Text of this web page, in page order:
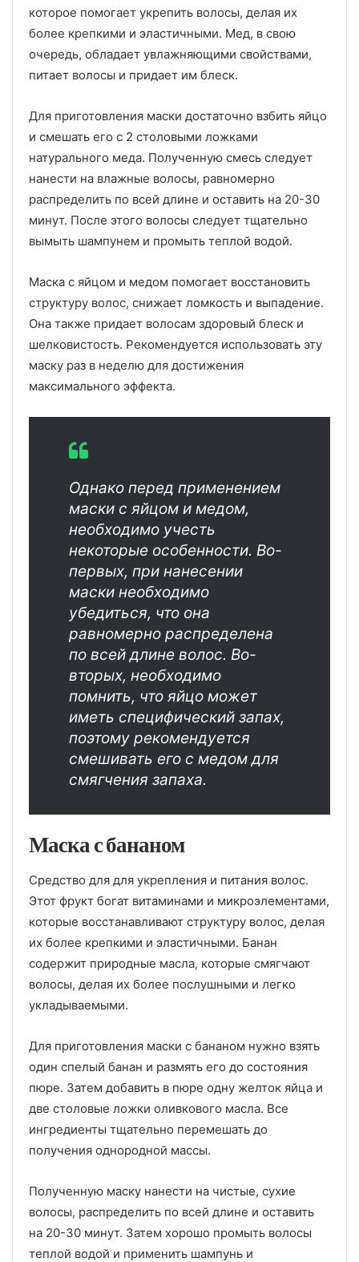
которое помогает укрепить волосы, делая их
более крепкими и эластичными. Мед, в свою
очередь, обладает увлажняющими свойствами,
питает волосы и придает им блеск.
Для приготовления маски достаточно взбить яйцо
и смешать его с 2 столовыми ложками
натурального меда. Полученную смесь следует
нанести на влажные волосы, равномерно
распределить по всей длине и оставить на 20-30
минут. После этого волосы следует тщательно
вымыть шампунем и промыть теплой водой.
Маска с яйцом и медом помогает восстановить
структуру волос, снижает ломкость и выпадение.
Она также придает волосам здоровый блеск и
шелковистость. Рекомендуется использовать эту
маску раз в неделю для достижения
максимального эффекта.
Однако перед применением
маски с яйцом и медом,
необходимо учесть
некоторые особенности. Во-
первых, при нанесении
маски необходимо
убедиться, что она
равномерно распределена
по всей длине волос. Во-
вторых, необходимо
помнить, что яйцо может
иметь специфический запах,
поэтому рекомендуется
смешивать его с медом для
смягчения запаха.
Маска с бананом
Средство для для укрепления и питания волос.
Этот фрукт богат витаминами и микроэлементами,
которые восстанавливают структуру волос, делая
их более крепкими и эластичными. Банан
содержит природные масла, которые смягчают
волосы, делая их более послушными и легко
укладываемыми.
Для приготовления маски с бананом нужно взять
один спелый банан и размять его до состояния
пюре. Затем добавить в пюре одну желток яйца и
две столовые ложки оливкового масла. Все
ингредиенты тщательно перемешать до
получения однородной массы.
Полученную маску нанести на чистые, сухие
волосы, распределить по всей длине и оставить
на 20-30 минут. Затем хорошо промыть волосы
теплой водой и применить шампунь и